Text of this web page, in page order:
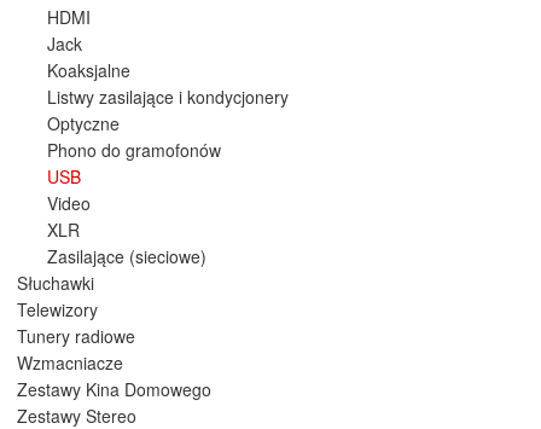
HDMI
Jack
Koaksjalne
Listwy zasilające i kondycjonery
Optyczne
Phono do gramofonów
USB
Video
XLR
Zasilające (sieciowe)
Słuchawki
Telewizory
Tunery radiowe
Wzmacniacze
Zestawy Kina Domowego
Zestawy Stereo